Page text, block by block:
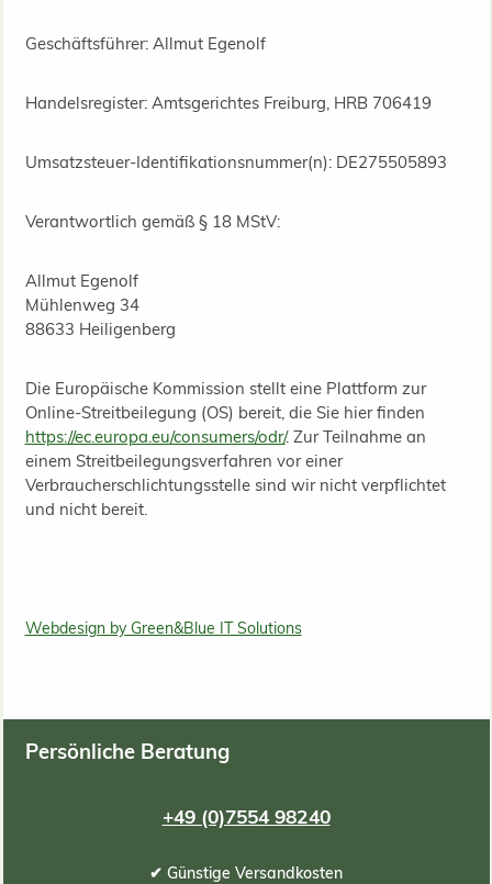
Geschäftsführer: Allmut Egenolf
Handelsregister: Amtsgerichtes Freiburg, HRB 706419
Umsatzsteuer-Identifikationsnummer(n): DE275505893
Verantwortlich gemäß § 18 MStV:
Allmut Egenolf
Mühlenweg 34
88633 Heiligenberg
Die Europäische Kommission stellt eine Plattform zur
Online-Streitbeilegung (OS) bereit, die Sie hier finden
https://ec.europa.eu/consumers/odr/. Zur Teilnahme an
einem Streitbeilegungsverfahren vor einer
Verbraucherschlichtungsstelle sind wir nicht verpflichtet
und nicht bereit.
Webdesign by Green&Blue IT Solutions
Persönliche Beratung
+49 (0)7554 98240
✔ Günstige Versandkosten